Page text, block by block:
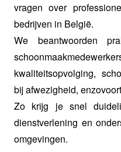
vragen over
bedrijven in België.
We beantwoorden
kwaliteitsopvolging,
bij afwezigheid,
Zo krijg je snel
dienstverlening en
omgevingen.